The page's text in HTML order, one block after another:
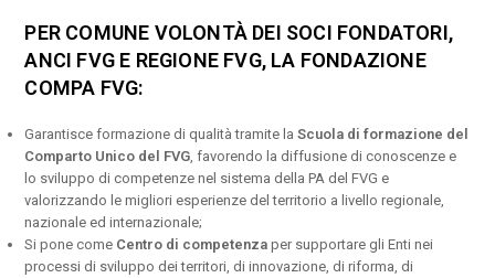
PER COMUNE VOLONTÀ DEI SOCI FONDATORI,
ANCI FVG E REGIONE FVG, LA FONDAZIONE
COMPA FVG:
Garantisce formazione di qualità tramite laScuola di formazione del
Comparto Unico del FVG , favorendo la diffusione di conoscenze e
lo sviluppo di competenze nel sistema della PA del FVG e
valorizzando le migliori esperienze del territorio a livello regionale,
nazionale ed internazionale;
Si pone come Centro di competenza per supportare gli Enti nei
processi di sviluppo dei territori, di innovazione, di riforma, di